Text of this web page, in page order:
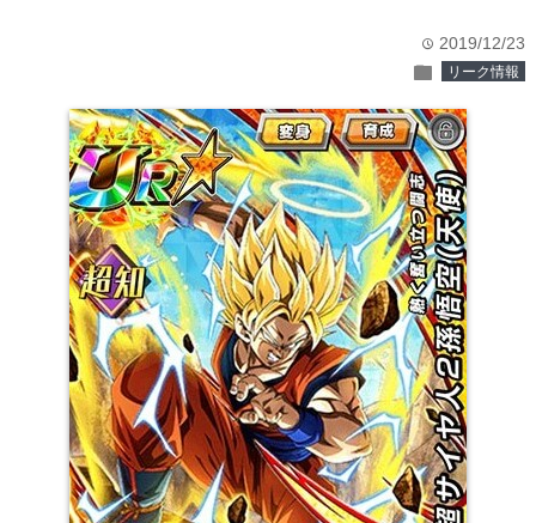
time 2019/12/23
folder リーク情報